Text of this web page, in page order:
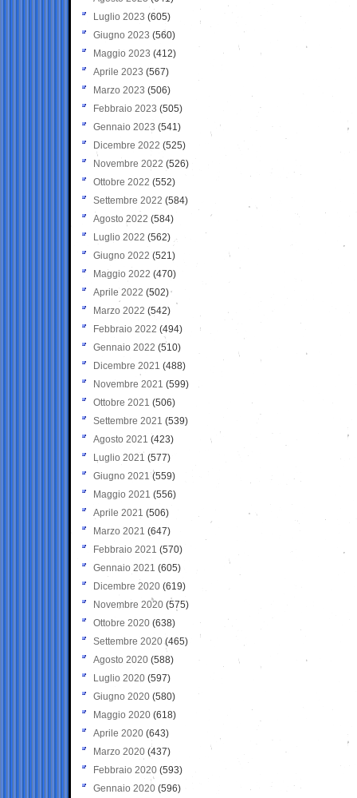
Luglio 2023 (605)
Giugno 2023 (560)
Maggio 2023 (412)
Aprile 2023 (567)
Marzo 2023 (506)
Febbraio 2023 (505)
Gennaio 2023 (541)
Dicembre 2022 (525)
Novembre 2022 (526)
Ottobre 2022 (552)
Settembre 2022 (584)
Agosto 2022 (584)
Luglio 2022 (562)
Giugno 2022 (521)
Maggio 2022 (470)
Aprile 2022 (502)
Marzo 2022 (542)
Febbraio 2022 (494)
Gennaio 2022 (510)
Dicembre 2021 (488)
Novembre 2021 (599)
Ottobre 2021 (506)
Settembre 2021 (539)
Agosto 2021 (423)
Luglio 2021 (577)
Giugno 2021(559)
Maggio 2021 (556)
Aprile 2021 (506)
Marzo 2021 (647)
Febbraio 2021 (570)
Gennaio 2021 (605)
Dicembre 2020 (619)
Novembre 2020 (575)
Ottobre 2020 (638)
Settembre 2020(465)
Agosto 2020 (588)
Luglio 2020 (597)
Giugno 2020 (580)
Maggio 2020 (618)
Aprile 2020 (643)
Marzo 2020 (437)
Febbraio 2020 (593)
Gennaio 2020 (596)